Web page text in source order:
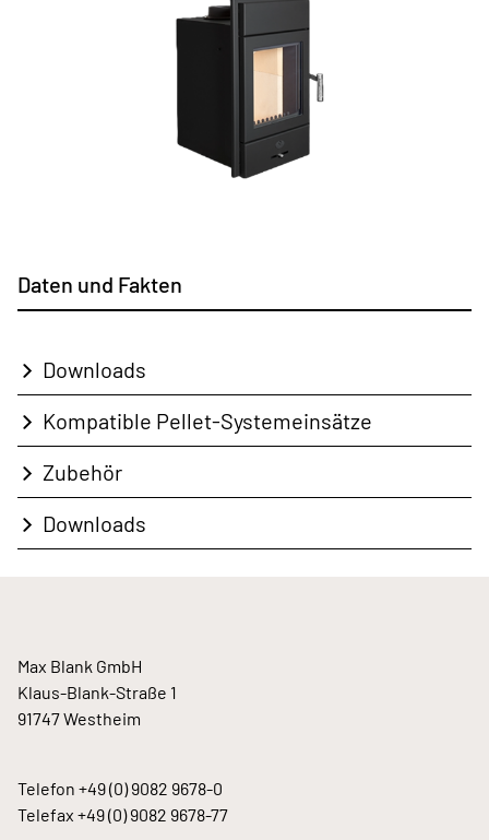
Daten und Fakten
Downloads
Kompatible Pellet-Systemeinsätze
Zubehör
Downloads
Max Blank GmbH
Klaus-Blank-Straße 1
91747 Westheim
Telefon +49 (0) 9082 9678-0
Telefax +49 (0) 9082 9678-77